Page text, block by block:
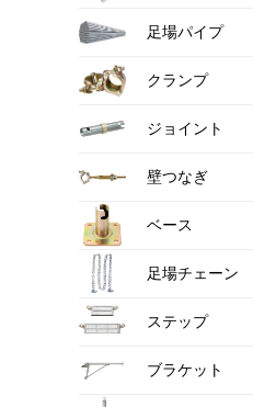
足場パイプ
クランプ
ジョイント
壁つなぎ
ベース
足場チェーン
ステップ
ブラケット